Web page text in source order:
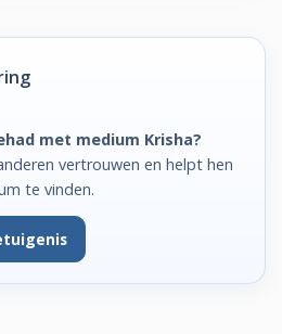
met medium Krisha?
vertrouwen en helpt hen
te vinden.